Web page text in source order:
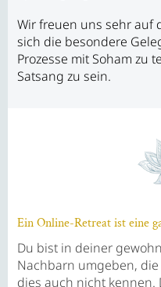
Wir freuen uns sehr auf
sich die besondere
Prozesse mit Soham zu
Satsang zu sein.
Ein Online-Retreat ist eine
Du bist in deiner
Nachbarn umgeben,
dies auch nicht kennen.